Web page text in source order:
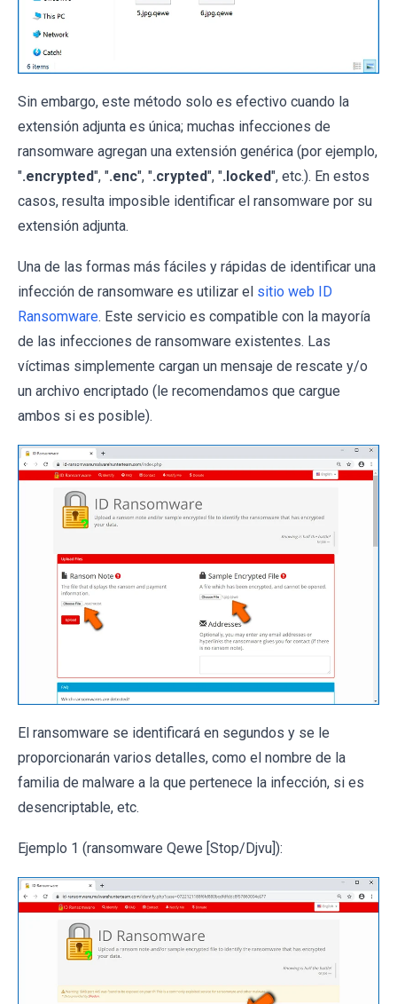
Sin embargo, este método solo es efectivo cuando la
extensión adjunta es única; muchas infecciones de
ransomware agregan una extensión genérica (por ejemplo,
".encrypted", ".enc", ".crypted", ".locked", etc.). En estos
casos, resulta imposible identificar el ransomware por su
extensión adjunta.
Una de las formas más fáciles y rápidas de identificar una
infección de ransomware es utilizar el sitio web ID
Ransomware. Este servicio es compatible con la mayoría
de las infecciones de ransomware existentes. Las
víctimas simplemente cargan un mensaje de rescate y/o
un archivo encriptado (le recomendamos que cargue
ambos si es posible).
El ransomware se identificará en segundos y se le
proporcionarán varios detalles, como el nombre de la
familia de malware a la que pertenece la infección, si es
desencriptable, etc.
Ejemplo 1 (ransomware Qewe [Stop/Djvu]):